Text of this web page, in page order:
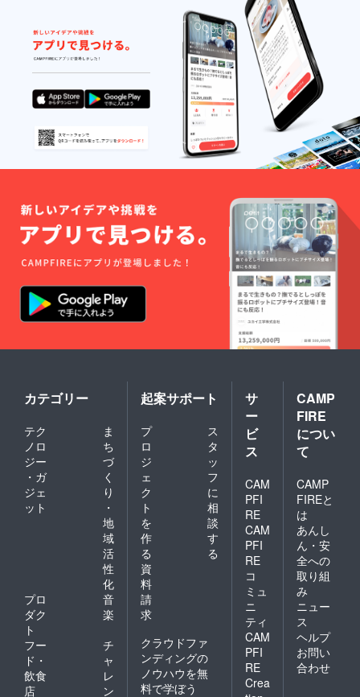
カテゴリー
テク
ノロ
ジー
・ガ
ジェ
ット
ま
ち
づ
く
り
・
地
域
活
性
化
プロ
ダク
ト
音
楽
フー
ド・
飲食
店
チ
ャ
レ
ン
起案サポート
プ
ロ
ジ
ェ
ク
ト
を
作
る
ス
タ
ッ
フ
に
相
談
す
る
資
料
請
求
クラウドファ
ンディングの
ノウハウを無
料で学ぼう
サ
ー
ビ
ス
CAM
PFI
RE
CAM
PFI
RE
コ
ミュ
ニ
ティ
CAM
PFI
RE
Crea
CAMP
FIRE
につい
て
CAMP
FIREと
は
あんし
ん・安
全への
取り組
み
ニュー
ス
ヘルプ
お問い
合わせ